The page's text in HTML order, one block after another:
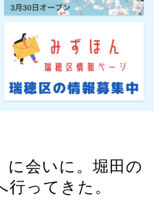
に会いに。堀田の
ってきた。